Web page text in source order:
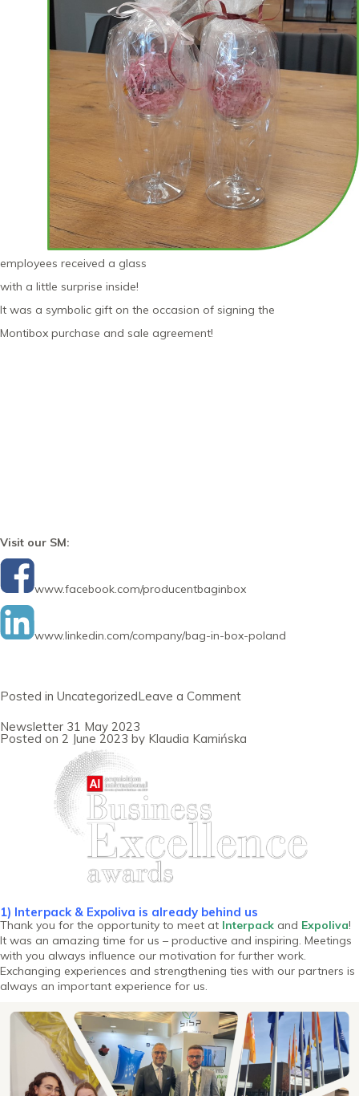
employees received a glass
with a little surprise inside!
It was a symbolic gift on the occasion of signing the
Montibox purchase and sale agreement!
Visit our SM:
www.facebook.com/producentbaginbox
www.linkedin.com/company/bag-in-box-poland
Posted in UncategorizedLeave a Commenton
2023
Newsletter 31 May 2023
Posted on 2 June 2023 by Klaudia Kamińska
1) Interpack & Expoliva is already behind us
Thank you for the opportunity to meet at Interpack and Expoliva!
It was an amazing time for us – productive and inspiring. Meetings
with you always influence our motivation for further work.
Exchanging experiences and strengthening ties with our partners is
always an important experience for us.